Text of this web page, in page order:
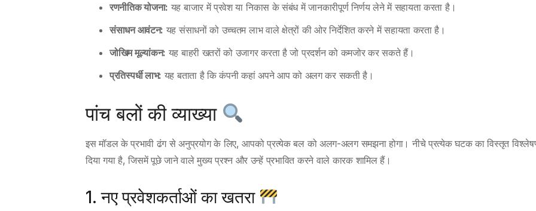
रणनीतिक योजना: यह बाजार में प्रवेश या निकास के संबंध में जानकारीपूर्ण निर्णय लेने में सहायता करता है।
संसाधन आवंटन: यह संसाधनों को उच्चतम लाभ वाले क्षेत्रों की ओर निर्देशित करने में सहायता करता है।
जोखिम मूल्यांकन: यह बाहरी खतरों को उजागर करता है जो प्रदर्शन को कमजोर कर सकते हैं।
प्रतिस्पर्धी लाभ: यह बताता है कि कंपनी कहां अपने आप को अलग कर सकती है।
पांच बलों की व्याख्या
इस मॉडल के प्रभावी ढंग से अनुप्रयोग के लिए, आपको प्रत्येक बल को अलग-अलग समझना होगा। नीचे प्रत्येक घटक का विस्तृत
दिया गया है, जिसमें पूछे जाने वाले मुख्य प्रश्न और उन्हें प्रभावित करने वाले कारक शामिल हैं।
1. नए प्रवेशकर्ताओं का खतरा